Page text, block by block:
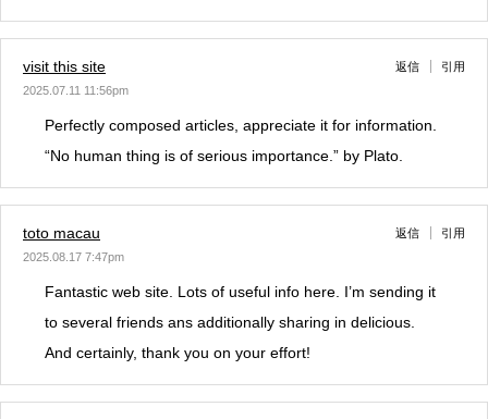
visit this site
2025.07.11 11:56pm
返信 引用
Perfectly composed articles, appreciate it for information.
“No human thing is of serious importance.” by Plato.
toto macau
2025.08.17 7:47pm
返信 引用
Fantastic web site. Lots of useful info here. I’m sending it
to several friends ans additionally sharing in delicious.
And certainly, thank you on your effort!